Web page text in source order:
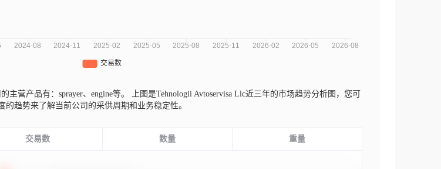
主营产品有：sprayer、engine等。
上图是Tehnologii Avtoservisa Llc近三年的市场趋势分析图，您可
趋势来了解当前公司的采供周期和业务稳定性。
交易数 数量 重量